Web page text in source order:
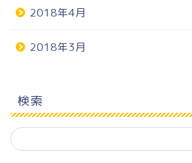
2018年4月
2018年3月
検索